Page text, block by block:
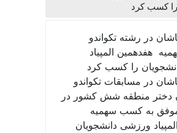
کسب کرد
در رشته تکواندو
هفدهمین المپیاد
را کسب کرد
در مسابقات تکواندو
دختر منطقه شش کشور در
به کسب سهمیه
ورزشی دانشجویان